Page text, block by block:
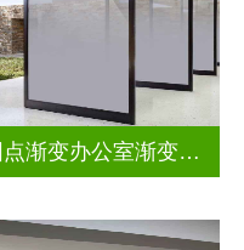
圆点渐变办公室渐变隔断装饰玻璃